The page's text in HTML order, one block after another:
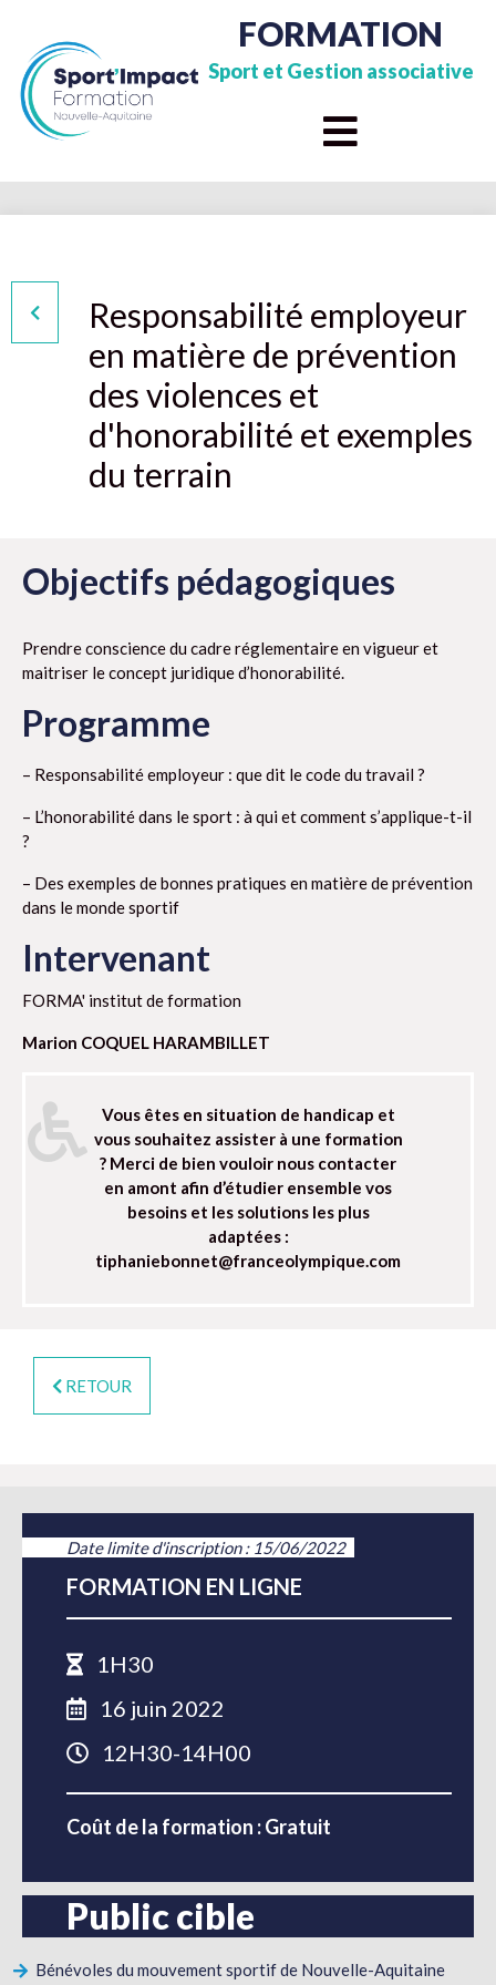
FORMATION
Sport et Gestion associative
Responsabilité employeur
en matière de prévention
des violences et
d'honorabilité et exemples
du terrain
Objectifs pédagogiques
Prendre conscience du cadre réglementaire en vigueur et
maitriser le concept juridique d’honorabilité.
Programme
– Responsabilité employeur : que dit le code du travail ?
– L’honorabilité dans le sport : à qui et comment s’applique-t-il
?
– Des exemples de bonnes pratiques en matière de prévention
dans le monde sportif
Intervenant
FORMA' institut de formation
Marion COQUEL HARAMBILLET
Vous êtes en situation de handicap et
vous souhaitez assister à une formation
? Merci de bien vouloir nous contacter
en amont afin d’étudier ensemble vos
besoins et les solutions les plus
adaptées :
tiphaniebonnet@franceolympique.com
RETOUR
Date limite d'inscription : 15/06/2022
FORMATION EN LIGNE
1H30
16 juin 2022
12H30-14H00
Coût de la formation : Gratuit
Public cible
Bénévoles du mouvement sportif de Nouvelle-Aquitaine